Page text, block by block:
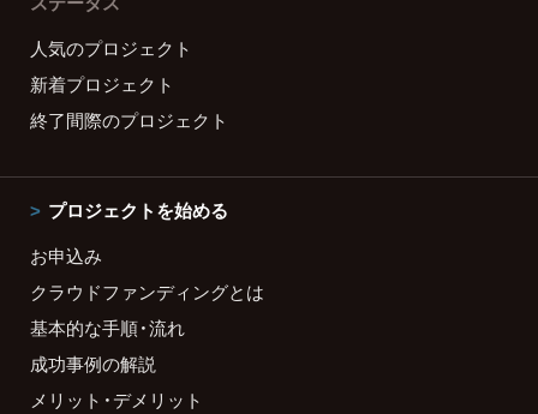
人気のプロジェクト
新着プロジェクト
終了間際のプロジェクト
プロジェクトを始める
お申込み
クラウドファンディングとは
基本的な手順・流れ
成功事例の解説
メリット・デメリット